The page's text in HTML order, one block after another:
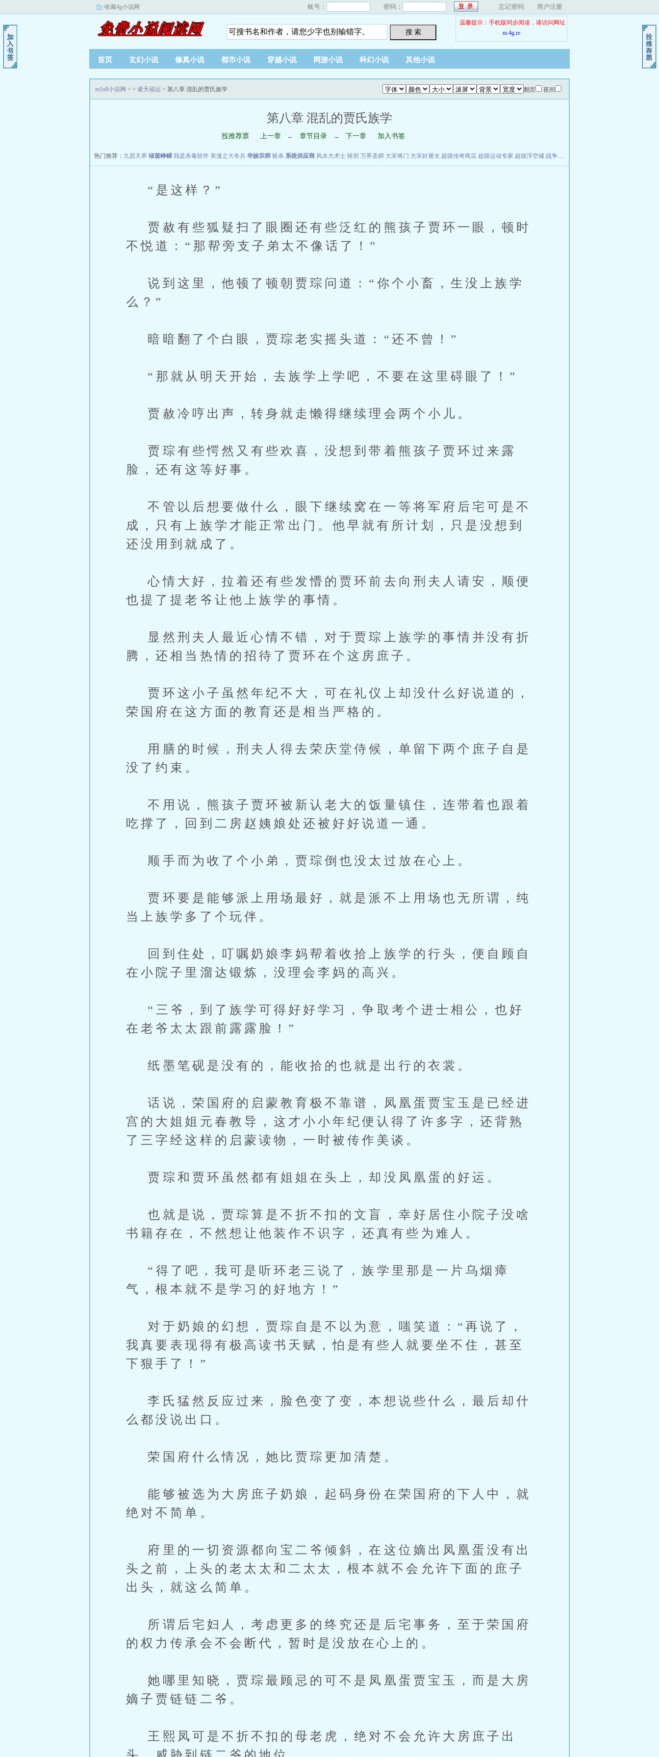
收藏4g小说网 账号： 密码： 忘记密码 用户注册
搜 索
温馨提示：手机版同步阅读，请访问网址
m.4g.re
首页 玄幻小说 修真小说 都市小说 穿越小说 网游小说 科幻小说 其他小说
翻页 夜间
m1n8小说网 > > 诸天福运 > 第八章 混乱的贾氏族学
第八章 混乱的贾氏族学
投推荐票 上一章 ← 章节目录 → 下一章 加入书签
热门推荐： 九层天界 绿茵峥嵘 我是杀毒软件 美漫之大冬兵 华娱宗师 斩杀 系统供应商 风水大术士 斩邪 万界圣师 大宋将门 大宋好屠夫 超级传奇商店 超级运动专家 超级浮空城 战争天堂
“是这样？”
贾赦有些狐疑扫了眼圈还有些泛红的熊孩子贾环一眼，顿时
不悦道：“那帮旁支子弟太不像话了！”
说到这里，他顿了顿朝贾琮问道：“你个小畜，生没上族学
么？”
暗暗翻了个白眼，贾琮老实摇头道：“还不曾！”
“那就从明天开始，去族学上学吧，不要在这里碍眼了！”
贾赦冷哼出声，转身就走懒得继续理会两个小儿。
贾琮有些愕然又有些欢喜，没想到带着熊孩子贾环过来露
脸，还有这等好事。
不管以后想要做什么，眼下继续窝在一等将军府后宅可是不
成，只有上族学才能正常出门。他早就有所计划，只是没想到
还没用到就成了。
心情大好，拉着还有些发懵的贾环前去向刑夫人请安，顺便
也提了提老爷让他上族学的事情。
显然刑夫人最近心情不错，对于贾琮上族学的事情并没有折
腾，还相当热情的招待了贾环在个这房庶子。
贾环这小子虽然年纪不大，可在礼仪上却没什么好说道的，
荣国府在这方面的教育还是相当严格的。
用膳的时候，刑夫人得去荣庆堂侍候，单留下两个庶子自是
没了约束。
不用说，熊孩子贾环被新认老大的饭量镇住，连带着也跟着
吃撑了，回到二房赵姨娘处还被好好说道一通。
顺手而为收了个小弟，贾琮倒也没太过放在心上。
贾环要是能够派上用场最好，就是派不上用场也无所谓，纯
当上族学多了个玩伴。
回到住处，叮嘱奶娘李妈帮着收拾上族学的行头，便自顾自
在小院子里溜达锻炼，没理会李妈的高兴。
“三爷，到了族学可得好好学习，争取考个进士相公，也好
在老爷太太跟前露露脸！”
纸墨笔砚是没有的，能收拾的也就是出行的衣裳。
话说，荣国府的启蒙教育极不靠谱，凤凰蛋贾宝玉是已经进
宫的大姐姐元春教导，这才小小年纪便认得了许多字，还背熟
了三字经这样的启蒙读物，一时被传作美谈。
贾琮和贾环虽然都有姐姐在头上，却没凤凰蛋的好运。
也就是说，贾琮算是不折不扣的文盲，幸好居住小院子没啥
书籍存在，不然想让他装作不识字，还真有些为难人。
“得了吧，我可是听环老三说了，族学里那是一片乌烟瘴
气，根本就不是学习的好地方！”
对于奶娘的幻想，贾琮自是不以为意，嗤笑道：“再说了，
我真要表现得有极高读书天赋，怕是有些人就要坐不住，甚至
下狠手了！”
李氏猛然反应过来，脸色变了变，本想说些什么，最后却什
么都没说出口。
荣国府什么情况，她比贾琮更加清楚。
能够被选为大房庶子奶娘，起码身份在荣国府的下人中，就
绝对不简单。
府里的一切资源都向宝二爷倾斜，在这位嫡出凤凰蛋没有出
头之前，上头的老太太和二太太，根本就不会允许下面的庶子
出头，就这么简单。
所谓后宅妇人，考虑更多的终究还是后宅事务，至于荣国府
的权力传承会不会断代，暂时是没放在心上的。
她哪里知晓，贾琮最顾忌的可不是凤凰蛋贾宝玉，而是大房
嫡子贾链链二爷。
王熙凤可是不折不扣的母老虎，绝对不会允许大房庶子出